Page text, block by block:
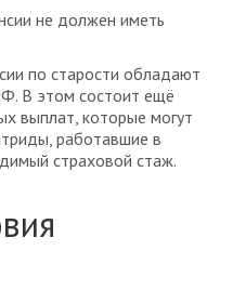
не должен иметь
по старости обладают
В этом состоит ещё
выплат, которые могут
работавшие в
страховой стаж.